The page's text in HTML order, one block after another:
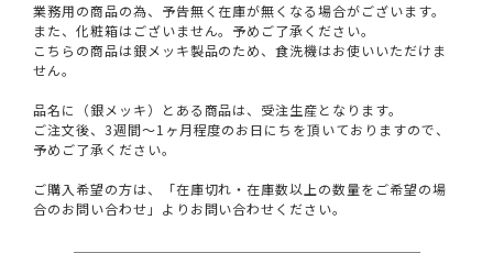
業務用の商品の為、予告無く在庫が無くなる場合がございます。
また、化粧箱はございません。予めご了承ください。
こちらの商品は銀メッキ製品のため、食洗機はお使いいただけま
せん。
品名に（銀メッキ）とある商品は、受注生産となります。
ご注文後、3週間～1ヶ月程度のお日にちを頂いておりますので、
予めご了承ください。
ご購入希望の方は、「在庫切れ・在庫数以上の数量をご希望の場
合のお問い合わせ」よりお問い合わせください。